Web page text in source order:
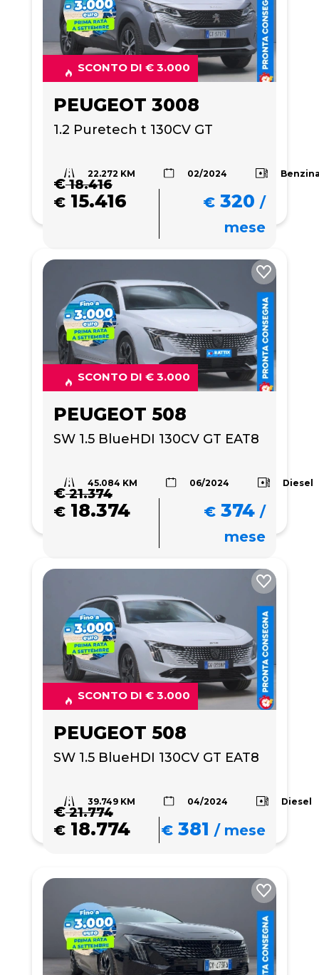
SCONTO DI € 3.000
PEUGEOT 3008
1.2 Puretech t 130CV GT
22.272 KM 02/2024
€18.416
€ 15.416 € 320 /
mese
SCONTO DI € 3.000
PEUGEOT 508
SW 1.5 BlueHDI 130CV GT EAT8
45.084 KM 06/2024 Diesel
€21.374
€ 18.374 € 374 /
mese
SCONTO DI € 3.000
PEUGEOT 508
SW 1.5 BlueHDI 130CV GT EAT8
39.749 KM 04/2024 Diesel
€21.774
€ 18.774 € 381 /mese